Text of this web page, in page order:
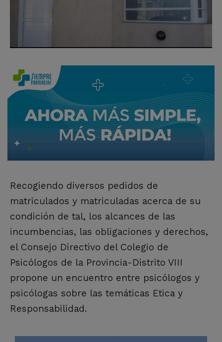
Recogiendo diversos pedidos de
matriculados y matriculadas acerca de su
condición de tal, los alcances de las
incumbencias, las obligaciones y derechos,
el Consejo Directivo del Colegio de
Psicólogos de la Provincia-Distrito VIII
propone un encuentro entre psicólogos y
psicólogas sobre las temáticas Etica y
Responsabilidad.